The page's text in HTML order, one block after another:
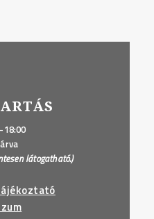
18:00
látogatható.)